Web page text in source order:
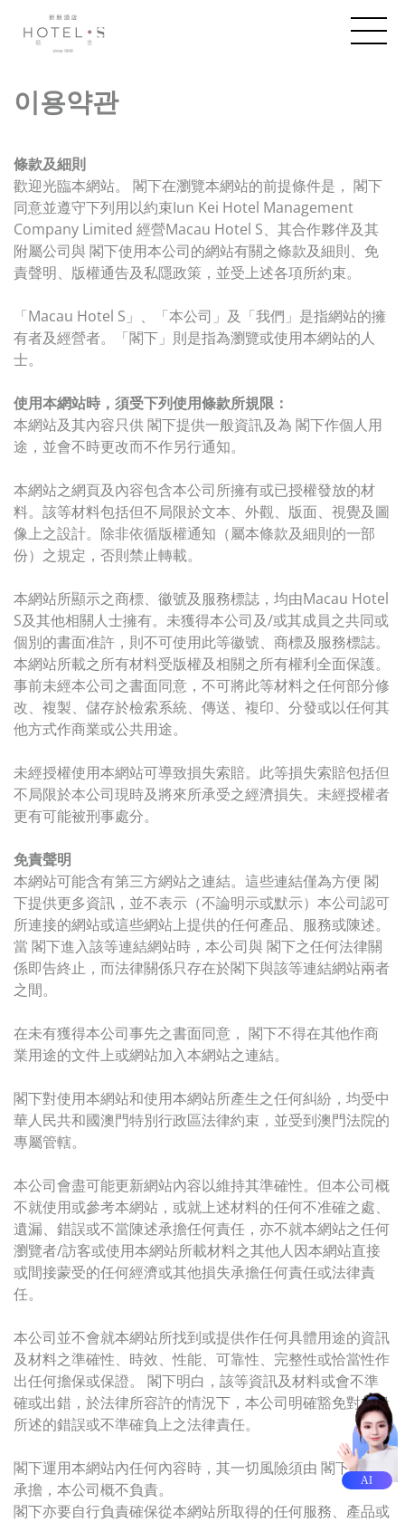
이용약관
條款及細則
歡迎光臨本網站。 閣下在瀏覽本網站的前提條件是， 閣下
同意並遵守下列用以約束Iun Kei Hotel Management
Company Limited 經營Macau Hotel S、其合作夥伴及其
附屬公司與 閣下使用本公司的網站有關之條款及細則、免
責聲明、版權通告及私隱政策，並受上述各項所約束。
「Macau Hotel S」、「本公司」及「我們」是指網站的擁
有者及經營者。「閣下」則是指為瀏覽或使用本網站的人
士。
使用本網站時，須受下列使用條款所規限：
本網站及其內容只供 閣下提供一般資訊及為 閣下作個人用
途，並會不時更改而不作另行通知。
本網站之網頁及內容包含本公司所擁有或已授權發放的材
料。該等材料包括但不局限於文本、外觀、版面、視覺及圖
像上之設計。除非依循版權通知（屬本條款及細則的一部
份）之規定，否則禁止轉載。
本網站所顯示之商標、徽號及服務標誌，均由Macau Hotel
S及其他相關人士擁有。未獲得本公司及/或其成員之共同或
個別的書面准許，則不可使用此等徽號、商標及服務標誌。
本網站所載之所有材料受版權及相關之所有權利全面保護。
事前未經本公司之書面同意，不可將此等材料之任何部分修
改、複製、儲存於檢索系統、傳送、複印、分發或以任何其
他方式作商業或公共用途。
未經授權使用本網站可導致損失索賠。此等損失索賠包括但
不局限於本公司現時及將來所承受之經濟損失。未經授權者
更有可能被刑事處分。
免責聲明
本網站可能含有第三方網站之連結。這些連結僅為方便 閣
下提供更多資訊，並不表示（不論明示或默示）本公司認可
所連接的網站或這些網站上提供的任何產品、服務或陳述。
當 閣下進入該等連結網站時，本公司與 閣下之任何法律關
係即告終止，而法律關係只存在於閣下與該等連結網站兩者
之間。
在未有獲得本公司事先之書面同意， 閣下不得在其他作商
業用途的文件上或網站加入本網站之連結。
閣下對使用本網站和使用本網站所產生之任何糾紛，均受中
華人民共和國澳門特別行政區法律約束，並受到澳門法院的
專屬管轄。
本公司會盡可能更新網站內容以維持其準確性。但本公司概
不就使用或參考本網站，或就上述材料的任何不准確之處、
遺漏、錯誤或不當陳述承擔任何責任，亦不就本網站之任何
瀏覽者/訪客或使用本網站所載材料之其他人因本網站直接
或間接蒙受的任何經濟或其他損失承擔任何責任或法律責
任。
本公司並不會就本網站所找到或提供作任何具體用途的資訊
及材料之準確性、時效、性能、可靠性、完整性或恰當性作
出任何擔保或保證。 閣下明白，該等資訊及材料或會不準
確或出錯，於法律所容許的情況下，本公司明確豁免對本段
所述的錯誤或不準確負上之法律責任。
閣下運用本網站內任何內容時，其一切風險須由 閣下自行
承擔，本公司概不負責。
閣下亦要自行負責確保從本網站所取得的任何服務、產品或
AI